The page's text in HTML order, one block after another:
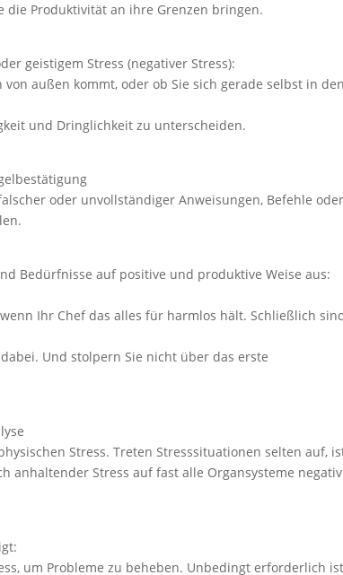
die Produktivität an ihre Grenzen bringen.
geistigem Stress (negativer Stress):
außen kommt, oder ob Sie sich gerade selbst in
und Dringlichkeit zu unterscheiden.
oder unvollständiger Anweisungen, Befehle
Bedürfnisse auf positive und produktive Weise aus:
Ihr Chef das alles für harmlos hält. Schließlich
Und stolpern Sie nicht über das erste
Stress. Treten Stresssituationen selten auf,
anhaltender Stress auf fast alle Organsysteme negativ
um Probleme zu beheben. Unbedingt erforderlich